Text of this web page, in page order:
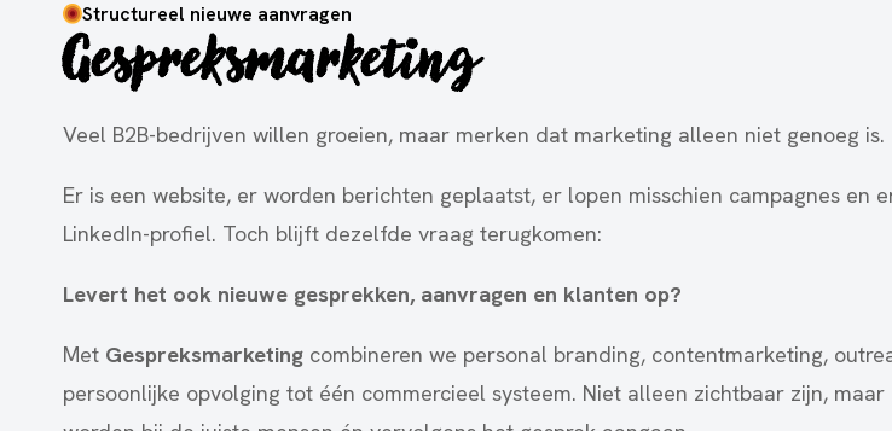
Structureel nieuwe aanvragen
Gespreksmarketing
Veel B2B-bedrijven willen groeien, maar merken dat marketing alleen niet genoeg is.
Er is een website, er worden berichten geplaatst, er lopen misschien campagnes en
LinkedIn-profiel. Toch blijft dezelfde vraag terugkomen:
Levert het ook nieuwe gesprekken, aanvragen en klanten op?
Met Gespreksmarketing combineren we personal branding, contentmarketing,
persoonlijke opvolging tot één commercieel systeem. Niet alleen zichtbaar zijn,